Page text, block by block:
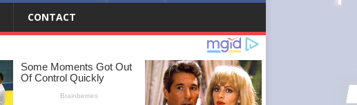
CONTACT